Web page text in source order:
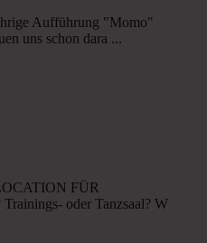
Aufführung "Momo"
uns schon dara ...
FÜR
oder Tanzsaal? W